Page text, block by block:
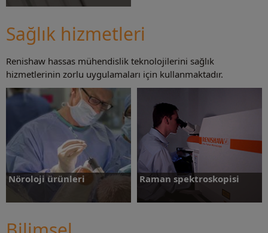
Daha fazlasını öğrenin
Sağlık hizmetleri
Renishaw hassas mühendislik teknolojilerini sağlık
hizmetlerinin zorlu uygulamaları için kullanmaktadır.
Nöroloji ürünleri Raman spektroskopisi